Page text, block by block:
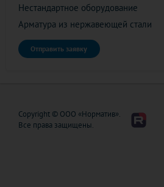
Нестандартное оборудование
Арматура из нержавеющей стали
Отправить заявку
Copyright © ООО «Норматив».
Все права защищены.